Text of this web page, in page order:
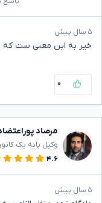
۵ سال پیش
خیر به این معنی ست که
۰
مرصاد
وکیل پایه یک
۴.۶
۵ سال پیش